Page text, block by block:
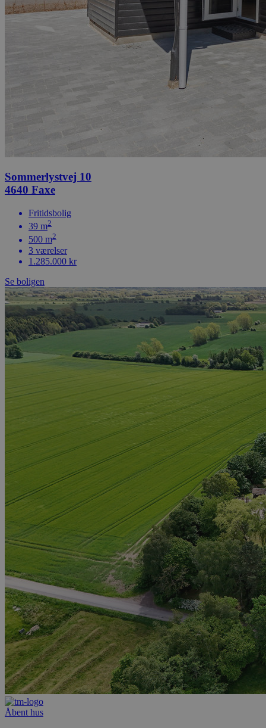
Sommerlystvej 10
4640 Faxe
Fritidsbolig
39 m2
500 m2
3 værelser
1.285.000 kr
Se boligen
Åbent hus